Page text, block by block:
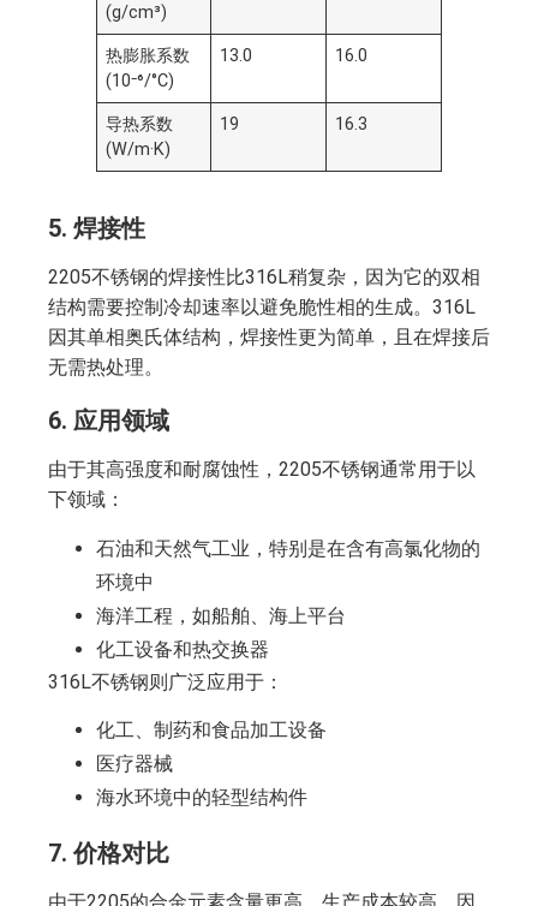
(g/cm³)
热膨胀系数
(10⁻⁶/°C)
13.0 16.0
导热系数
(W/m·K)
19 16.3
5. 焊接性
2205不锈钢的焊接性比316L稍复杂，因为它的双相
结构需要控制冷却速率以避免脆性相的生成。316L
因其单相奥氏体结构，焊接性更为简单，且在焊接后
无需热处理。
6. 应用领域
由于其高强度和耐腐蚀性，2205不锈钢通常用于以
下领域：
石油和天然气工业，特别是在含有高氯化物的
环境中
海洋工程，如船舶、海上平台
化工设备和热交换器
316L不锈钢则广泛应用于：
化工、制药和食品加工设备
医疗器械
海水环境中的轻型结构件
7.价格对比